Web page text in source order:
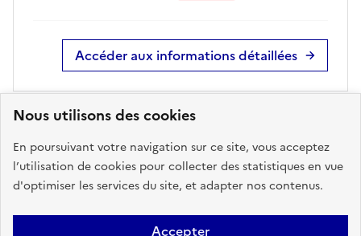
Nous utilisons des cookies
En poursuivant votre navigation sur ce site, vous acceptez
l’utilisation de cookies pour collecter des statistiques en vue
d'optimiser les services du site, et adapter nos contenus.
Accepter
Accéder aux informations détaillées
RADON
à mon adresse : FAIBLE
sur ma commune :